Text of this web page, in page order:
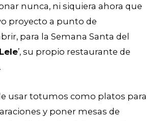
nunca, ni siquiera ahora que
proyecto a punto de
para la Semana Santa del
’, su propio restaurante de
usar totumos como platos para
y poner mesas de